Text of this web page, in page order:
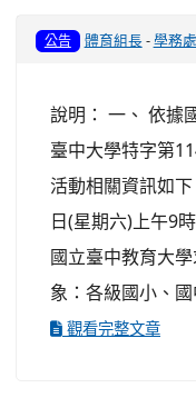
公告 體育組長-學務處
說明： 一、 依據
臺中大學特字第
活動相關資訊如
日(星期六)上午9
國立臺中教育大
象：各級國小、
觀看完整文章